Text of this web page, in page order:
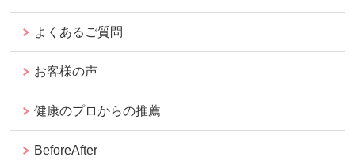
よくあるご質問
お客様の声
健康のプロからの推薦
BeforeAfter